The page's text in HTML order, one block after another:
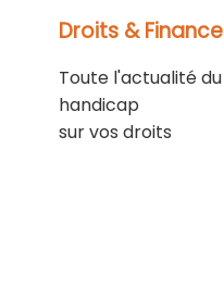
Droits & Finance
Toute l'actualité du
handicap
sur vos droits